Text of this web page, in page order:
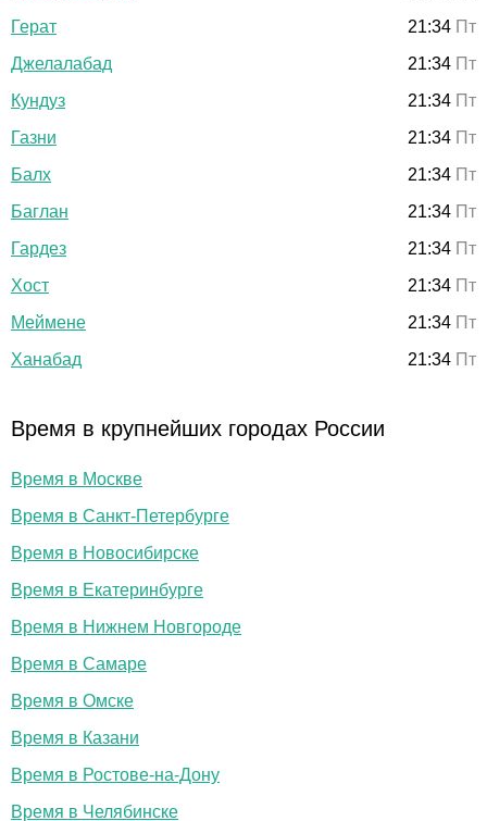
Герат
21:34 Пт
Джелалабад
21:34 Пт
Кундуз
21:34 Пт
Газни
21:34 Пт
Балх
21:34 Пт
Баглан
21:34 Пт
Гардез
21:34 Пт
Хост
21:34 Пт
Меймене
21:34 Пт
Ханабад
21:34 Пт
Время в крупнейших городах России
Время в Москве
Время в Санкт-Петербурге
Время в Новосибирске
Время в Екатеринбурге
Время в Нижнем Новгороде
Время в Самаре
Время в Омске
Время в Казани
Время в Ростове-на-Дону
Время в Челябинске